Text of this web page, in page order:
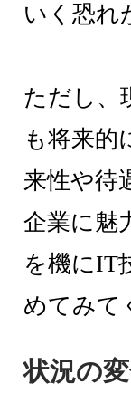
いく恐れ
ただし、
も将来的
来性や待
企業に魅
を機にIT
めてみて
状況の